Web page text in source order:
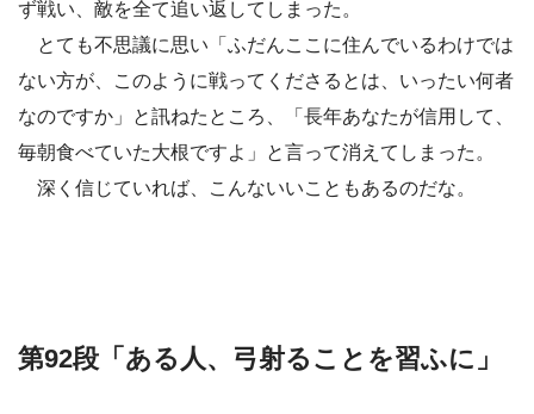
ず戦い、敵を全て追い返してしまった。
とても不思議に思い「ふだんここに住んでいるわけでは
ない方が、このように戦ってくださるとは、いったい何者
なのですか」と訊ねたところ、「長年あなたが信用して、
毎朝食べていた大根ですよ」と言って消えてしまった。
深く信じていれば、こんないいこともあるのだな。
第92段「ある人、弓射ることを習ふに」